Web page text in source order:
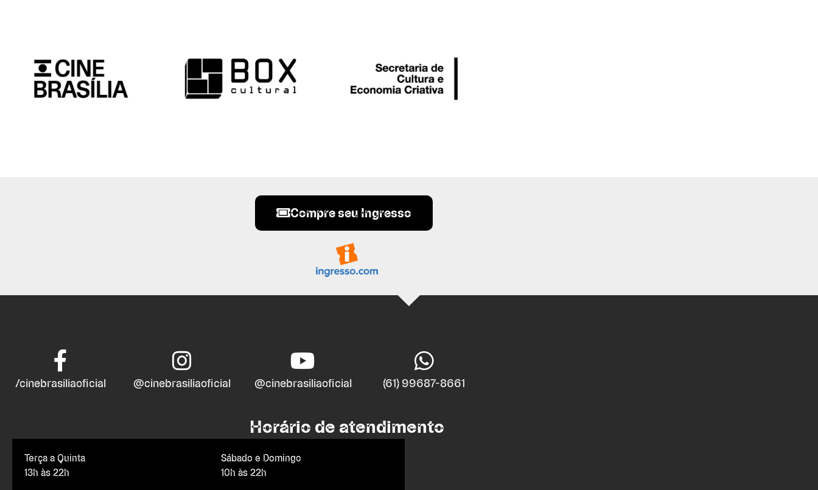
Compre seu Ingresso
/cinebrasiliaoficial @cinebrasiliaoficial @cinebrasiliaoficial (61) 99687-8661
Horário de atendimento
Terça a Quinta
13h às 22h
Sábado e Domingo
10h às 22h